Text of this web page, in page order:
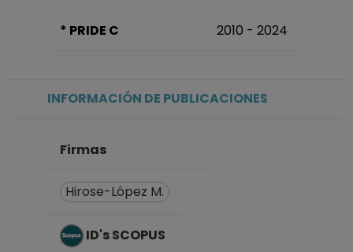
hasta 15-10-2012
Definitivo
* PRIDE C 2010 - 2024
INFORMACIÓN DE PUBLICACIONES
Firmas
Hirose-López M.
ID's SCOPUS